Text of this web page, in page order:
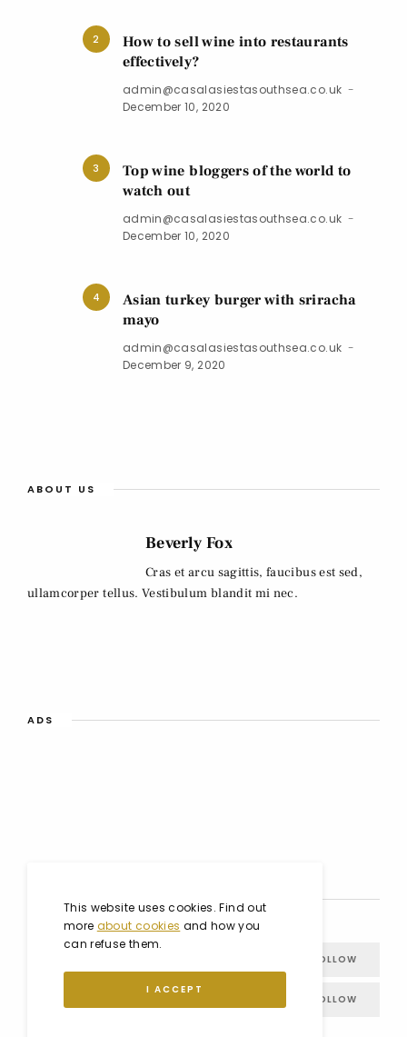
2
How to sell wine into restaurants
effectively?
admin@casalasiestasouthsea.co.uk
December 10, 2020
3
Top wine bloggers of the world to
watch out
admin@casalasiestasouthsea.co.uk
December 10, 2020
4
Asian turkey burger with sriracha
mayo
admin@casalasiestasouthsea.co.uk
December 9, 2020
ABOUT US
Beverly Fox
Cras et arcu sagittis, faucibus est sed,
ullamcorper tellus. Vestibulum blandit mi nec.
ADS
FOLLOW
FOLLOW
This website uses cookies. Find out
more about cookies and how you
can refuse them.
I ACCEPT